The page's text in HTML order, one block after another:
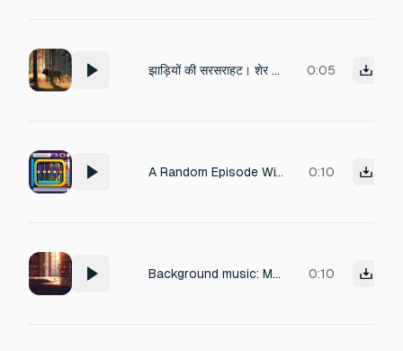
झाड़ियों की सरसराहट। शेर की गहरी गुर्राहट। हल्की हवा और जंगल की खामोशी। बैकग्राउंड म्यूज़िक: सस्पेंस और ड्रामेटिक टोन। 0:05
A Random Episode With Background music, Characer Voices Speaking Gibberish, ambience noises, sound effects 0:10
Background music: Mystery build-up with plucked strings and soft xylophone SFX: Light “sniff sniff,” squeaky floorboard, magnifying glass “ting” effect, rustling paper 0:10